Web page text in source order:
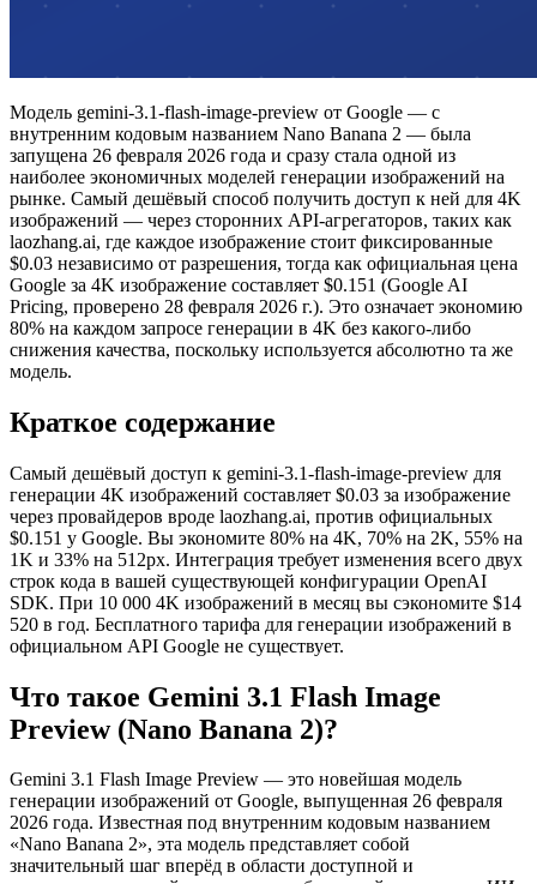
Модель gemini-3.1-flash-image-preview от Google — с
внутренним кодовым названием Nano Banana 2 — была
запущена 26 февраля 2026 года и сразу стала одной из
наиболее экономичных моделей генерации изображений на
рынке. Самый дешёвый способ получить доступ к ней для 4K
изображений — через сторонних API-агрегаторов, таких как
laozhang.ai, где каждое изображение стоит фиксированные
$0.03 независимо от разрешения, тогда как официальная цена
Google за 4K изображение составляет $0.151 (Google AI
Pricing, проверено 28 февраля 2026 г.). Это означает экономию
80% на каждом запросе генерации в 4K без какого-либо
снижения качества, поскольку используется абсолютно та же
модель.
Краткое содержание
Самый дешёвый доступ к gemini-3.1-flash-image-preview для
генерации 4K изображений составляет $0.03 за изображение
через провайдеров вроде laozhang.ai, против официальных
$0.151 у Google. Вы экономите 80% на 4K, 70% на 2K, 55% на
1K и 33% на 512px. Интеграция требует изменения всего двух
строк кода в вашей существующей конфигурации OpenAI
SDK. При 10 000 4K изображений в месяц вы сэкономите $14
520 в год. Бесплатного тарифа для генерации изображений в
официальном API Google не существует.
Что такое Gemini 3.1 Flash Image
Preview (Nano Banana 2)?
Gemini 3.1 Flash Image Preview — это новейшая модель
генерации изображений от Google, выпущенная 26 февраля
2026 года. Известная под внутренним кодовым названием
«Nano Banana 2», эта модель представляет собой
значительный шаг вперёд в области доступной и